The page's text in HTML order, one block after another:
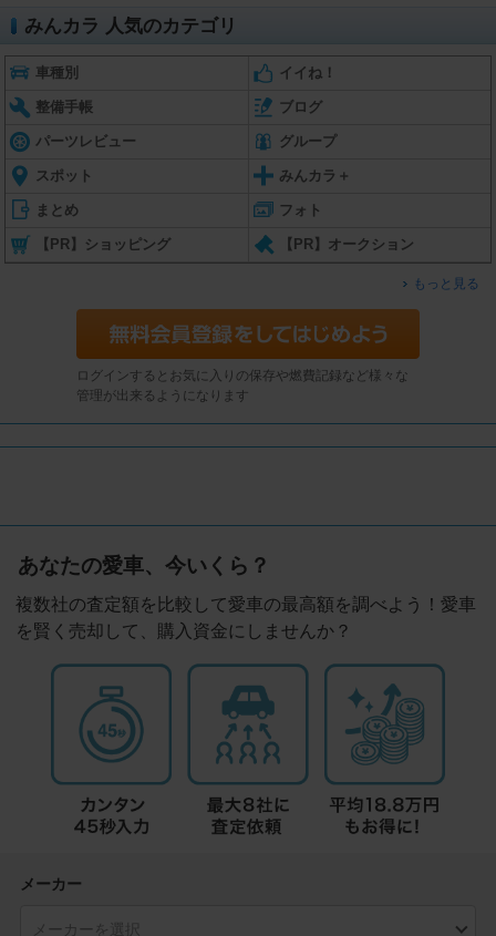
みんカラ 人気のカテゴリ
車種別 イイね！
整備手帳 ブログ
パーツレビュー グループ
スポット みんカラ＋
まとめ フォト
【PR】ショッピング 【PR】オークション
もっと見る
ログインするとお気に入りの保存や燃費記録など様々な
管理が出来るようになります
あなたの愛車、今いくら？
複数社の査定額を比較して愛車の最高額を調べよう！愛車
を賢く売却して、購入資金にしませんか？
メーカー